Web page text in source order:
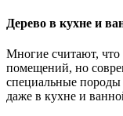
Дерево в кухне и
Многие считают,
помещений, но
специальные породы
даже в кухне и